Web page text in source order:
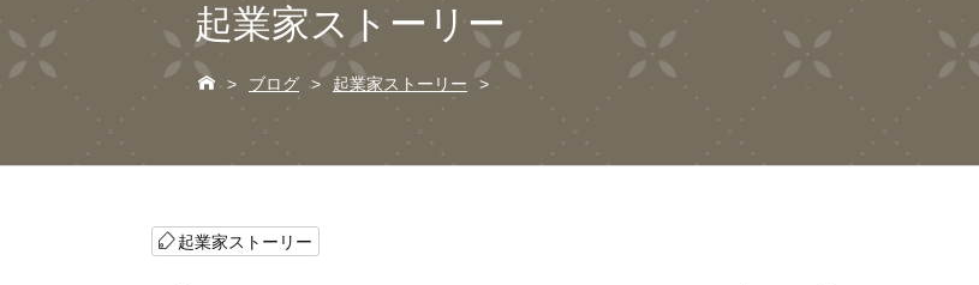
起業家ストーリー
 > ブログ > 起業家ストーリー >
起業家ストーリー